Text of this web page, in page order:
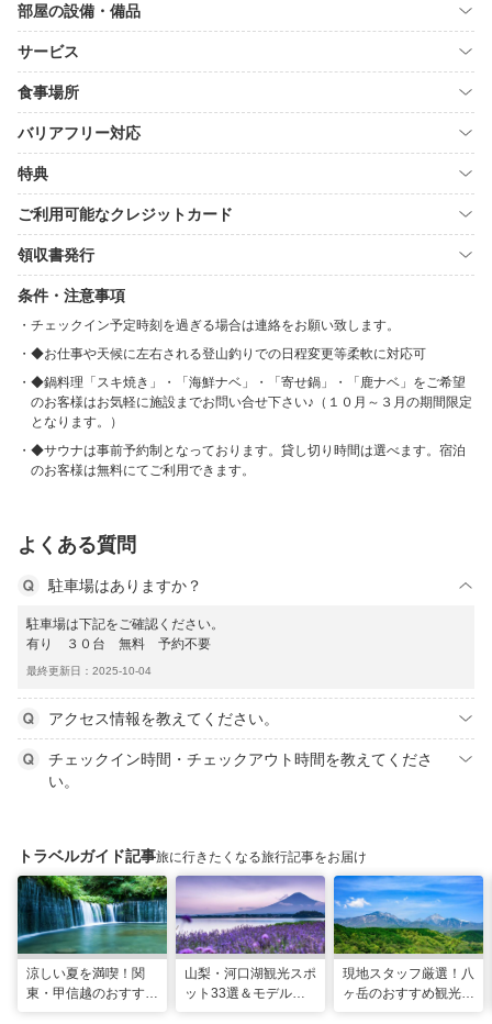
部屋の設備・備品
サービス
食事場所
バリアフリー対応
特典
ご利用可能なクレジットカード
領収書発行
条件・注意事項
チェックイン予定時刻を過ぎる場合は連絡をお願い致します。
◆お仕事や天候に左右される登山釣りでの日程変更等柔軟に対応可
◆鍋料理「スキ焼き」・「海鮮ナベ」・「寄せ鍋」・「鹿ナベ」をご希望
のお客様はお気軽に施設までお問い合せ下さい♪（１０月～３月の期間限定
となります。）
◆サウナは事前予約制となっております。貸し切り時間は選べます。宿泊
のお客様は無料にてご利用できます。
よくある質問
駐車場はありますか？
駐車場は下記をご確認ください。
有り ３０台 無料 予約不要
最終更新日：2025-10-04
アクセス情報を教えてください。
チェックイン時間・チェックアウト時間を教えてくださ
い。
トラベルガイド記事旅に行きたくなる旅行記事をお届け
涼しい夏を満喫！関
東・甲信越のおすすめ
山梨・河口湖観光スポ
ット33選＆モデルコ
現地スタッフ厳選！八
ヶ岳のおすすめ観光ス